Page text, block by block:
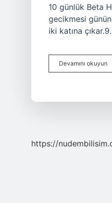
10 günlük Beta
gecikmesi
iki katına
Devamını okuyun
https://